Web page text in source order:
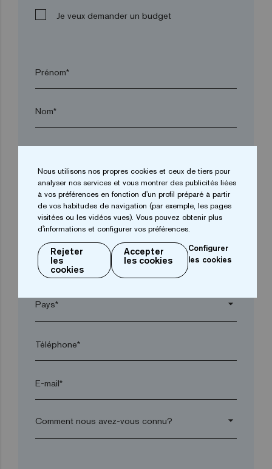
Je veux demander un budget
Prénom*
Nom*
Entreprise*
arrow_drop_down
Ville*
Code postal*
arrow_drop_down
Téléphone*
E-mail*
arrow_drop_down
Nous utilisons nos propres cookies et ceux de tiers pour
analyser nos services et vous montrer des publicités liées
à vos préférences en fonction d'un profil préparé à partir
de vos habitudes de navigation (par exemple, les pages
visitées ou les vidéos vues). Vous pouvez obtenir plus
d'informations et configurer vos préférences.
Rejeter
les
cookies
Accepter
les cookies
Configurer
les cookies